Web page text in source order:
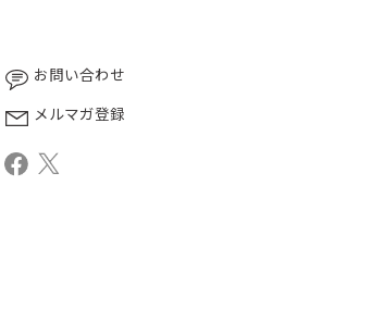
お問い合わせ
メルマガ登録